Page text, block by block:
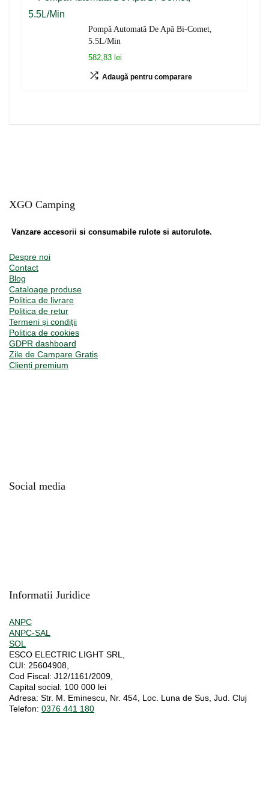
Pompă Automată De Apă Bi-Comet,
5.5L/Min
582,83 lei
Adaugă pentru comparare
XGO Camping
Vanzare accesorii si consumabile rulote si autorulote.
Despre noi
Contact
Blog
Cataloage produse
Politica de livrare
Politica de retur
Termeni și condiții
Politica de cookies
GDPR dashboard
Zile de Campare Gratis
Clienți premium
Social media
Informatii Juridice
ANPC
ANPC-SAL
SOL
ESCO ELECTRIC LIGHT SRL,
CUI: 25604908,
Cod Fiscal: J12/1161/2009,
Capital social: 100 000 lei
Adresa: Str. M. Eminescu, Nr. 454, Loc. Luna de Sus, Jud. Cluj
Telefon: 0376 441 180